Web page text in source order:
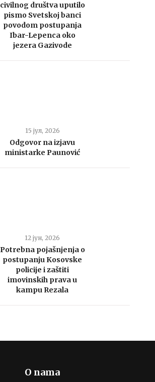
civilnog društva uputilo
pismo Svetskoj banci
povodom postupanja
Ibar-Lepenca oko
jezera Gazivode
15 јул, 2026
Odgovor na izjavu
ministarke Paunović
12 јун, 2026
Potrebna pojašnjenja o
postupanju Kosovske
policije i zaštiti
imovinskih prava u
kampu Rezala
O nama